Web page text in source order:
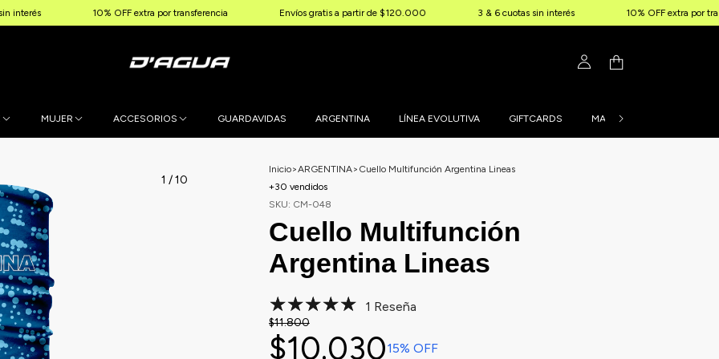
10% OFF extra por transferencia Envíos gratis a partir de $120.000 3 & 6 cuotas sin interés 10% OFF extra por transferencia
MUJER ACCESORIOS GUARDAVIDAS ARGENTINA LÍNEA EVOLUTIVA GIFTCARDS MALLAS PERSONALIZADAS
1 /10
Inicio>ARGENTINA> Cuello Multifunción Argentina Lineas
+30 vendidos
SKU: CM-048
Cuello Multifunción
Argentina Lineas
1 Reseña
$11.800
$10.03015% OFF